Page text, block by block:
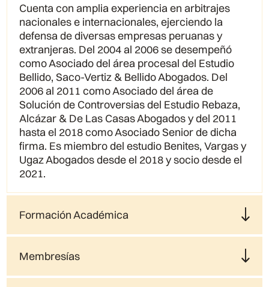
Cuenta con amplia experiencia en arbitrajes
nacionales e internacionales, ejerciendo la
defensa de diversas empresas peruanas y
extranjeras. Del 2004 al 2006 se desempeñó
como Asociado del área procesal del Estudio
Bellido, Saco-Vertiz & Bellido Abogados. Del
2006 al 2011 como Asociado del área de
Solución de Controversias del Estudio Rebaza,
Alcázar & De Las Casas Abogados y del 2011
hasta el 2018 como Asociado Senior de dicha
firma. Es miembro del estudio Benites, Vargas y
Ugaz Abogados desde el 2018 y socio desde el
2021.
Formación Académica
Membresías